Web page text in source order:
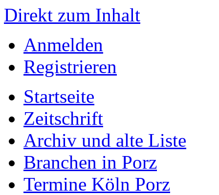
Direkt zum Inhalt
Anmelden
Registrieren
Startseite
Zeitschrift
Archiv und alte Liste
Branchen in Porz
Termine Köln Porz